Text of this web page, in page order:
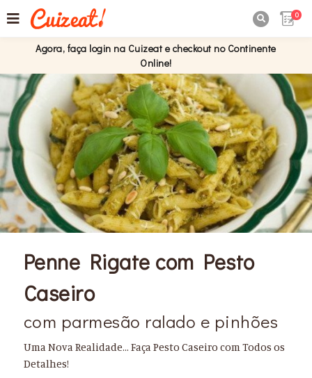
0
Agora, faça login na Cuizeat e checkout no Continente
Online!
Penne Rigate com Pesto
Caseiro
com parmesão ralado e pinhões
Uma Nova Realidade... Faça Pesto Caseiro com Todos os
Detalhes!